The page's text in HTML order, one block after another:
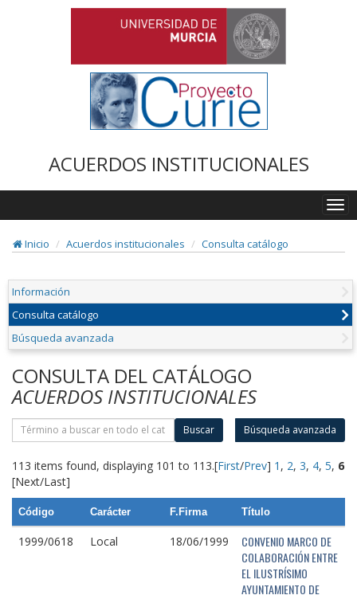
ACUERDOS INSTITUCIONALES
Inicio
Acuerdos institucionales Consulta catálogo
Información
Consulta catálogo
Búsqueda avanzada
CONSULTA DEL CATÁLOGO
ACUERDOS INSTITUCIONALES
Buscar Búsqueda avanzada
113 items found, displaying 101 to 113.[First/Prev] 1 , 2, 3, 4, 5, 6
[Next/Last]
Código Carácter F.Firma Título
1999/0618 Local 18/06/1999
CONVENIO MARCO DE
COLABORACIÓN ENTRE
EL ILUSTRÍSIMO
AYUNTAMIENTO DE